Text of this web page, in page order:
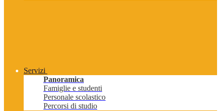
Servizi
Panoramica
Famiglie e studenti
Personale scolastico
Percorsi di studio